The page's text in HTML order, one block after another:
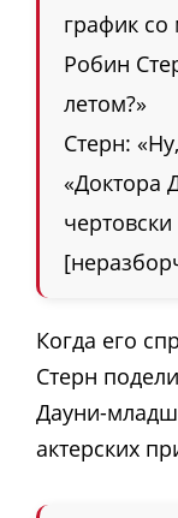
график со
Робин
летом?»
Стерн:
«Доктора
чертовски
Когда его
Стерн
Дауни-
актерских